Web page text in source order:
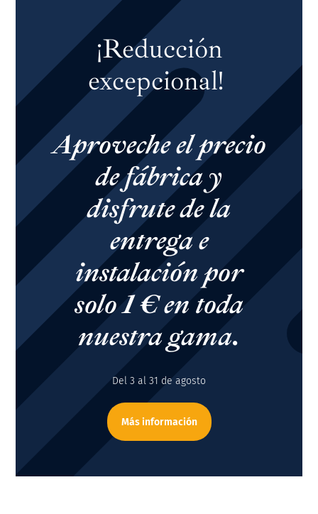
Nuestras otras
¡Reducción
excepcional!
Aproveche el precio
de fábrica y
disfrute de la
entrega e
instalación por
solo 1 € en toda
nuestra gama.
Del 3 al 31 de agosto
Más información